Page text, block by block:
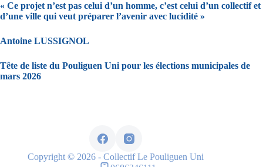
« Ce projet n’est pas celui d’un homme, c’est celui d’un collectif et
d’une ville qui veut préparer l’avenir avec lucidité »
Antoine LUSSIGNOL
Tête de liste du Pouliguen Uni pour les élections municipales de
mars 2026
Copyright © 2026 - Collectif Le Pouliguen Uni